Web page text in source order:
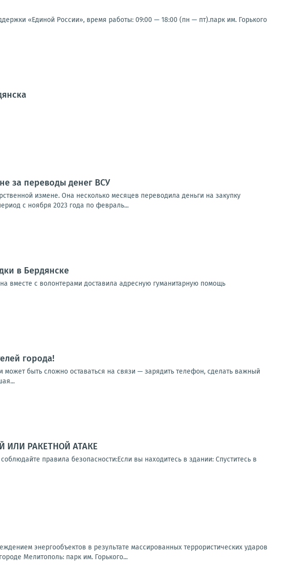
«Единой России», время работы: 09:00 — 18:00 (пн — пт).парк им. Горького
за переводы денег ВСУ
измене. Она несколько месяцев переводила деньги на закупку
с ноября 2023 года по февраль...
в Бердянске
вместе с волонтерами доставила адресную гуманитарную помощь
города!
быть сложно оставаться на связи — зарядить телефон, сделать важный
ИЛИ РАКЕТНОЙ АТАКЕ
правила безопасности:Если вы находитесь в здании: Спуститесь в
энергообъектов в результате массированных террористических ударов
Мелитополь: парк им. Горького...